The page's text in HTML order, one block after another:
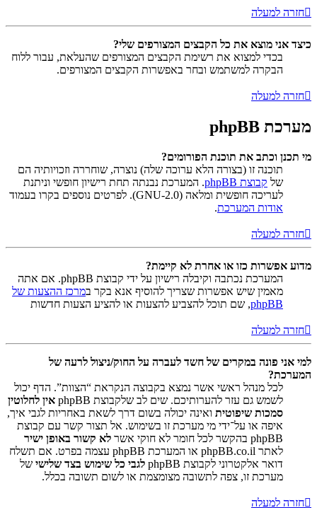
חזרה למעלה
כיצד אני מוצא את כל הקבצים המצורפים שלי?
בכדי למצוא את רשימת הקבצים המצורפים שהעלאת, עבור ללוח
הבקרה למשתמש ובחר באפשרות הקבצים המצורפים.
חזרה למעלה
מערכת phpBB
מי תכנן וכתב את תוכנת הפורומים?
תוכנה זו (בצורה הלא ערוכה שלה) נוצרה, שוחררה וזכויותיה הם
של קבוצת phpBB
. המערכת נבנתה תחת רישיון חופשי וניתנת
לעריכה חופשית ומלאה (GNU-2.0). לפרטים נוספים בקרו בעמוד
אודות המערכת.
חזרה למעלה
מדוע אפשרות כזו או אחרת לא קיימת?
המערכת נכתבה וקיבלה רישיון על ידי קבוצת phpBB. אם אתה
מאמין שיש אפשרות שצריך להוסיף אנא בקר במרכז ההצעות של
phpBB, שם תוכל להצביע להצעות או להציע הצעות חדשות
חזרה למעלה
למי אני פונה במקרים של חשד לעברה על החוק/ניצול לרעה של
המערכת?
לכל מנהל ראשי אשר נמצא בקבוצה הנקראת “הצוות”. הדף יכול
לשמש גם עזר להערותיכם. שים לב שלקבוצת phpBB
אין לחלוטין
סמכות שיפוטית ואינה יכולה בשום דרך לשאת באחריות לגבי איך,
איפה או על־ידי מי מערכת זו בשימוש. אל תצור קשר עם קבוצת
phpBB בהקשר לכל חומר לא חוקי אשר
לא קשור באופן ישיר
לאתר phpBB.co.il או המערכת phpBB עצמה בפרט. אם תשלח
דואר אלקטרוני לקבוצת phpBB
לגבי כל שימוש בצד שלישי של
מערכת זו, צפה לתשובה מצומצמת או לשום תשובה בכלל.
חזרה למעלה